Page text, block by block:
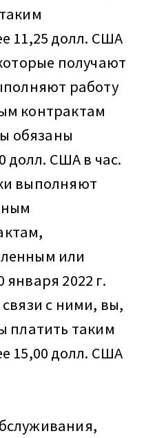
11,25 долл. США
получают
работу
контрактам
обязаны
долл. США в час.
выполняют
или
2022 г.
с ними, вы,
платить таким
15,00 долл. США